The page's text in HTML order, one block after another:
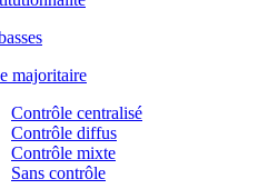
majoritaire
Contrôle centralisé
Contrôle diffus
Contrôle mixte
Sans contrôle